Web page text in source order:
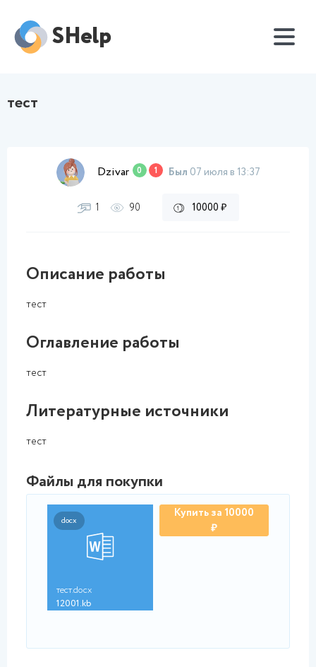
SHelp
тест
Dzivar 0 1 Был 07 июля в 13:37
1 90 10000 ₽
Описание работы
тест
Оглавление работы
тест
Литературные источники
тест
Файлы для покупки
docx
тест.docx
12001.kb
Купить за 10000
₽